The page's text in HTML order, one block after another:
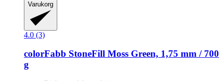
Varukorg
4.0 (3)
colorFabb StoneFill Moss Green, 1,75 mm / 700
g